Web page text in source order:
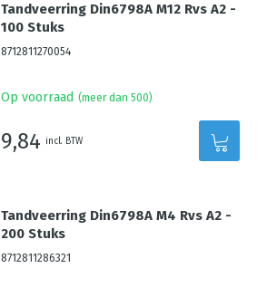
Tandveerring Din6798A M12 Rvs A2 -
100 Stuks
8712811270054
Op voorraad (meer dan 500)
9,84 incl. BTW
Tandveerring Din6798A M4 Rvs A2 -
200 Stuks
8712811286321